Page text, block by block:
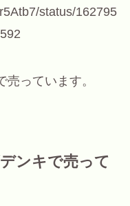
status/162795
っています。
ンキで売って